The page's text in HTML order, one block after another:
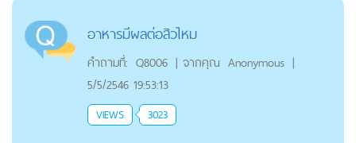
อาหารมีผลต่อสิวไหม
คำถามที่: Q8006 | จากคุณ Anonymous |
5/5/2546 19:53:13
VIEWS 3023